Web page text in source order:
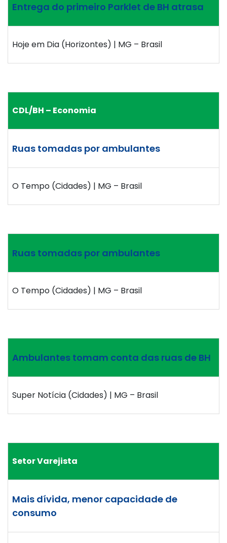
Entrega do primeiro Parklet de BH atrasa
Hoje em Dia (Horizontes) | MG – Brasil
CDL/BH – Economia
Ruas tomadas por ambulantes
O Tempo (Cidades) | MG – Brasil
Ruas tomadas por ambulantes
O Tempo (Cidades) | MG – Brasil
Ambulantes tomam conta das ruas de BH
Super Notícia (Cidades) | MG – Brasil
Setor Varejista
Mais dívida, menor capacidade de
consumo